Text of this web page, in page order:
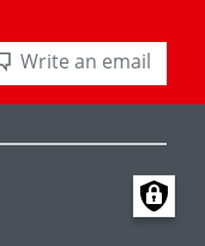
Write an email